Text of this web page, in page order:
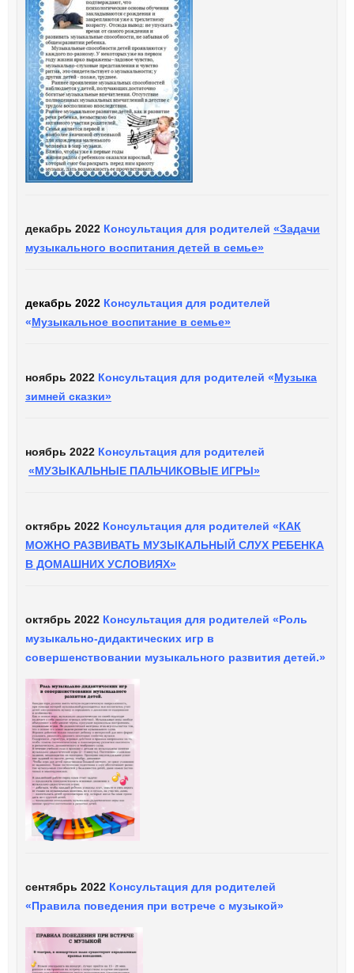
декабрь 2022 Консультация для родителей «Задачи
музыкального воспитания детей в семье»
декабрь 2022Консультация для родителей
«Музыкальное воспитание в семье»
ноябрь 2022 Консультация для родителей «Музыка
зимней сказки»
ноябрь 2022 Консультация для родителей
«МУЗЫКАЛЬНЫЕ ПАЛЬЧИКОВЫЕ ИГРЫ»
октябрь 2022 Консультация для родителей «КАК
МОЖНО РАЗВИВАТЬ МУЗЫКАЛЬНЫЙ СЛУХ РЕБЕНКА
В ДОМАШНИХ УСЛОВИЯХ»
октябрь 2022 Консультация для родителей «Роль
музыкально-дидактических игр в
совершенствовании музыкального развития детей.»
сентябрь 2022 Консультация для родителей
«Правила поведения при встрече с музыкой»